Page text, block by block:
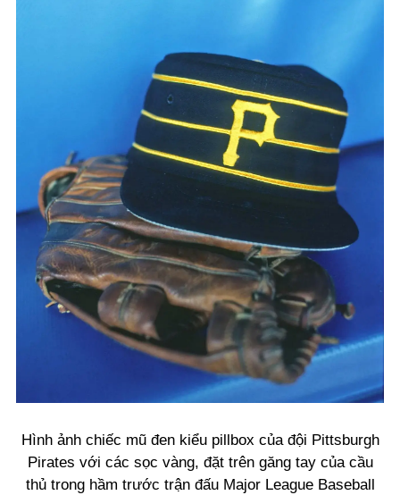
Hình ảnh chiếc mũ đen kiểu pillbox của đội Pittsburgh
Pirates với các sọc vàng, đặt trên găng tay của cầu
thủ trong hầm trước trận đấu Major League Baseball